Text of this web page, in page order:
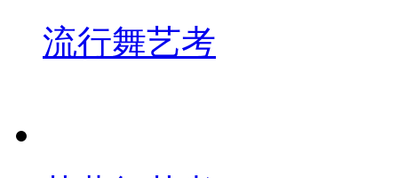
流行舞艺考